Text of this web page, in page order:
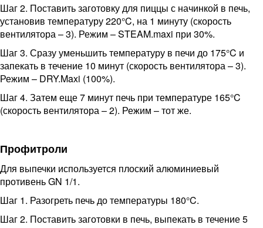
Шаг 2. Поставить заготовку для пиццы с начинкой в печь,
установив температуру 220°C, на 1 минуту (скорость
вентилятора – 3). Режим – STEAM.maxi при 30%.
Шаг 3. Сразу уменьшить температуру в печи до 175°C и
запекать в течение 10 минут (скорость вентилятора – 3).
Режим – DRY.Maxi (100%).
Шаг 4. Затем еще 7 минут печь при температуре 165°C
(скорость вентилятора – 2). Режим – тот же.
Профитроли
Для выпечки используется плоский алюминиевый
противень GN 1/1.
Шаг 1. Разогреть печь до температуры 180°C.
Шаг 2. Поставить заготовки в печь, выпекать в течение 5